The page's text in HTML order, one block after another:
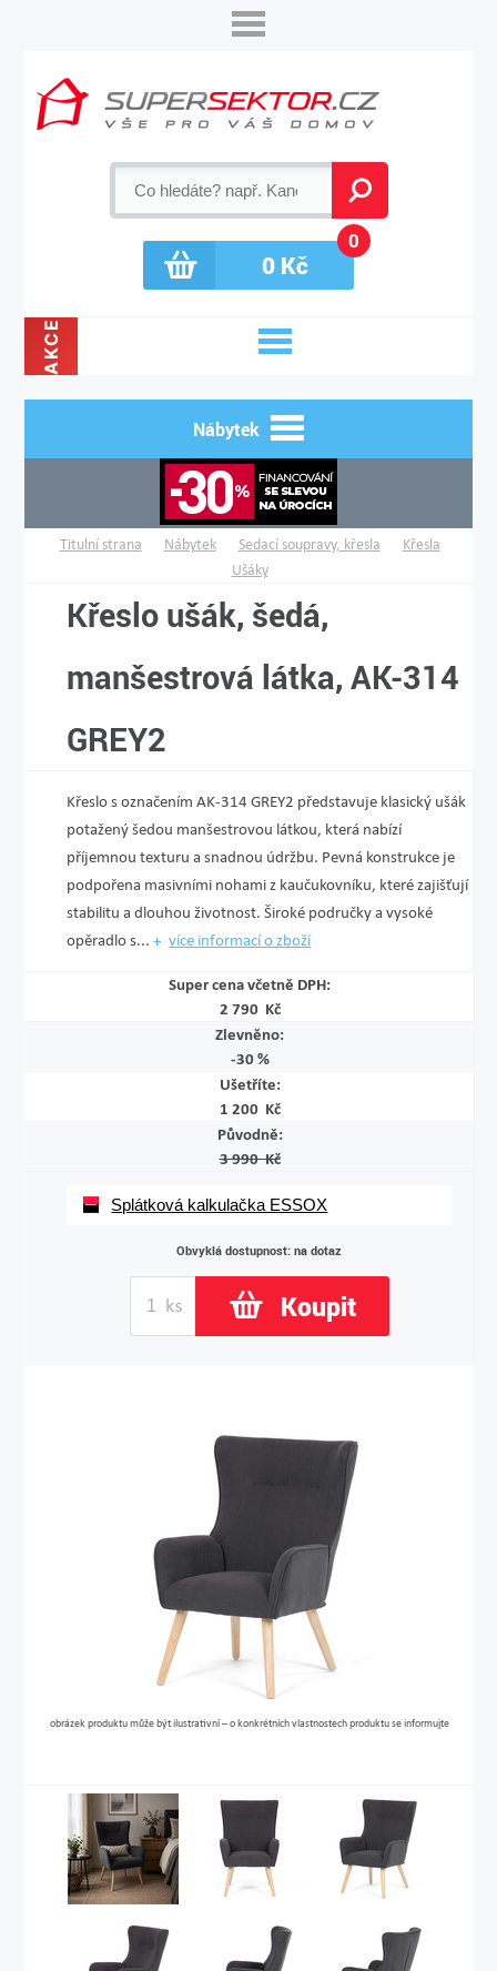
0Kč
0
AKCE
Nábytek
Titulní strana Nábytek Sedací soupravy, křesla
Křesla
Ušáky
Křeslo ušák, šedá,
manšestrová látka, AK-314
GREY2
Křeslo s označením AK-314 GREY2 představuje klasický ušák
potažený šedou manšestrovou látkou, která nabízí
příjemnou texturu a snadnou údržbu. Pevná konstrukce je
podpořena masivními nohami z kaučukovníku, které zajišťují
stabilitu a dlouhou životnost. Široké područky a vysoké
opěradlo s...
více informací o zboží
Super cena včetně DPH:
2 790 Kč
Zlevněno:
-30 %
Ušetříte:
1 200 Kč
Původně:
3 990 Kč
Splátková kalkulačka ESSOX
Obvyklá dostupnost: na dotaz
Koupit
obrázek produktu může být ilustrativní – o konkrétních vlastnostech produktu se informujte